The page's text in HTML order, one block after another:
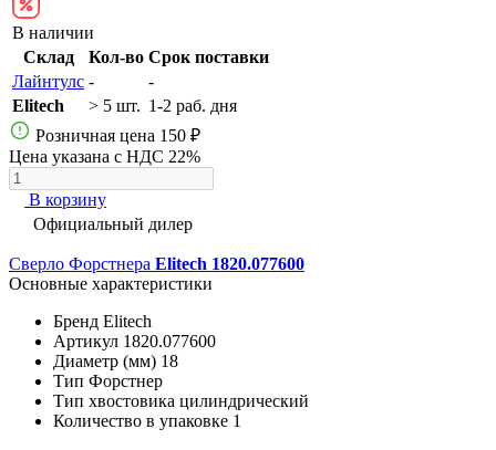
В наличии
Склад
Кол-во Срок поставки
Лайнтулс -
-
Elitech
> 5 шт. 1-2 раб. дня
Розничная цена 150 ₽
Цена указана с НДС 22%
В корзину
Официальный дилер
Сверло Форстнера Elitech 1820.077600
Основные характеристики
Бренд Elitech
Артикул 1820.077600
Диаметр (мм) 18
Тип Форстнер
Тип хвостовика цилиндрический
Количество в упаковке 1